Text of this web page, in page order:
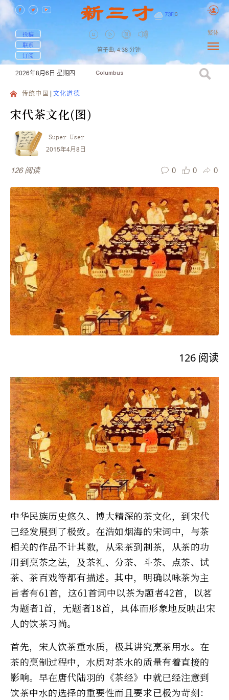
73F| C
投稿
联系
订阅
笛子曲, 4:38 分钟
繁体
2026年8月6日 星期四 Columbus
传统中国 文化道德
宋代茶文化(图)
Super User
2015年4月8日
126 阅读 0 0 0
126 阅读
中华民族历史悠久、博大精深的茶文化，到宋代
已经发展到了极致。在浩如烟海的宋词中，与茶
相关的作品不计其数，从采茶到制茶，从茶的功
用到烹茶之法，及茶礼、分茶、斗茶、点茶、试
茶、茶百戏等都有描述。其中，明确以咏茶为主
旨者有61首，这61首词中以茶为题者42首，以茗
为题者1首，无题者18首，具体而形象地反映出宋
人的饮茶习尚。
首先，宋人饮茶重水质，极其讲究烹茶用水。在
茶的烹制过程中，水质对茶水的质量有着直接的
影响。早在唐代陆羽的《茶经》中就已经注意到
饮茶中水的选择的重要性而且要求已极为苛刻：